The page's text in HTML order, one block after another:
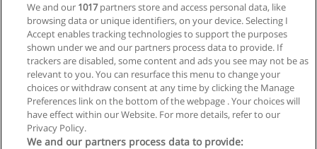
We and our 1017partners store and access personal data, like
browsing data or unique identifiers, on your device. Selecting I
Accept enables tracking technologies to support the purposes
shown under we and our partners process data to provide. If
trackers are disabled, some content and ads you see may not be as
relevant to you. You can resurface this menu to change your
choices or withdraw consent at any time by clicking the Manage
Preferences link on the bottom of the webpage . Your choices will
have effect within our Website. For more details, refer to our
Privacy Policy.
We and our partners process data to provide: